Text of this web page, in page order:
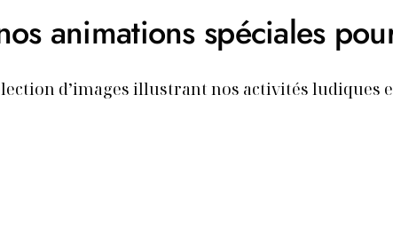
animations spéciales
d’images illustrant nos activités ludiques